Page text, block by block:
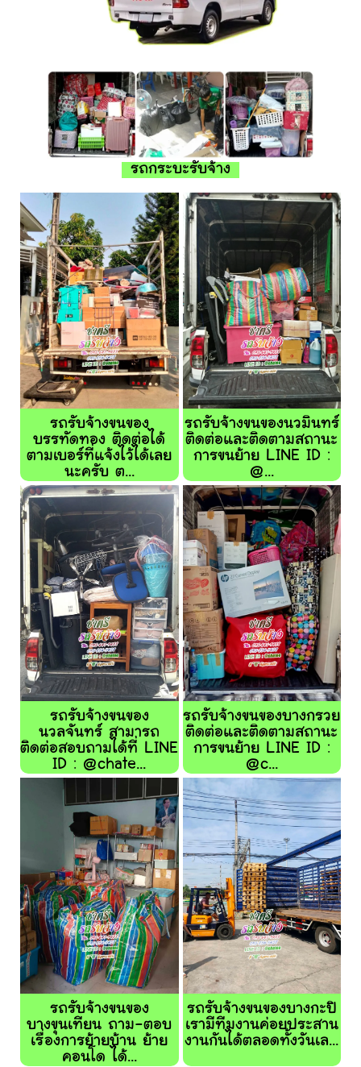
รถกระบะรับจ้าง
รถรับจ้างขนของ
บรรทัดทอง ติดต่อได้
ตามเบอร์ที่แจ้งไว้ได้เลย
นะครับ ต...
รถรับจ้างขนของนวมินทร์
ติดต่อและติดตามสถานะ
การขนย้าย LINE ID :
@...
รถรับจ้างขนของ
นวลจันทร์ สามารถ
ติดต่อสอบถามได้ที่ LINE
ID : @chate...
รถรับจ้างขนของบางกรวย
ติดต่อและติดตามสถานะ
การขนย้าย LINE ID :
@c...
รถรับจ้างขนของ
บางขุนเทียน ถาม-ตอบ
เรื่องการย้ายบ้าน ย้าย
คอนโด ได้...
รถรับจ้างขนของบางกะปิ
เรามีทีมงานค่อยประสาน
งานกันได้ตลอดทั้งวันเล...